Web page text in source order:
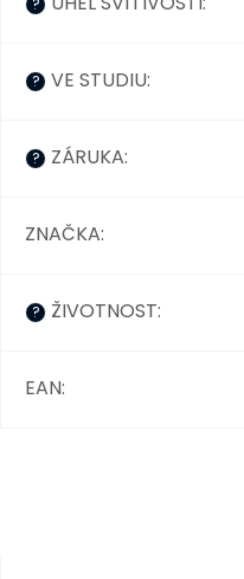
?
? VE STUDIU:
? ZÁRUKA:
ZNAČKA:
? ŽIVOTNOST:
EAN: